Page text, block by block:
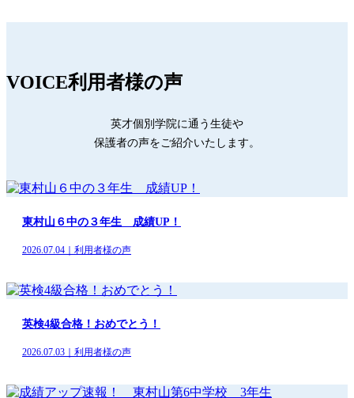
VOICE利用者様の声
英才個別学院に通う生徒や
保護者の声をご紹介いたします。
東村山６中の３年生 成績UP！
2026.07.04｜利用者様の声
英検4級合格！おめでとう！
2026.07.03｜利用者様の声